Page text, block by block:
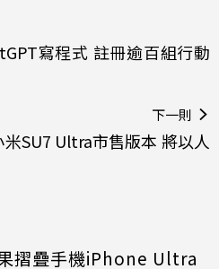
寫程式 註冊逾百組行動
下一則
SU7 Ultra市售版本 將以人
摺疊手機iPhone Ultra